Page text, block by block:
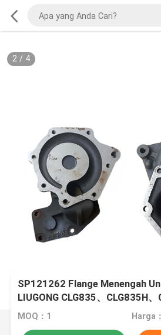
2/ 4
SP121262 Flange Menengah
LIUGONG CLG835、CLG835H、
CLG836H、ZL30E、CLG855、
MOQ：1 Harga